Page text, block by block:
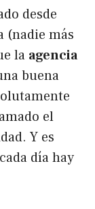
desde
(nadie más
la agencia
buena
el
Y es
día hay